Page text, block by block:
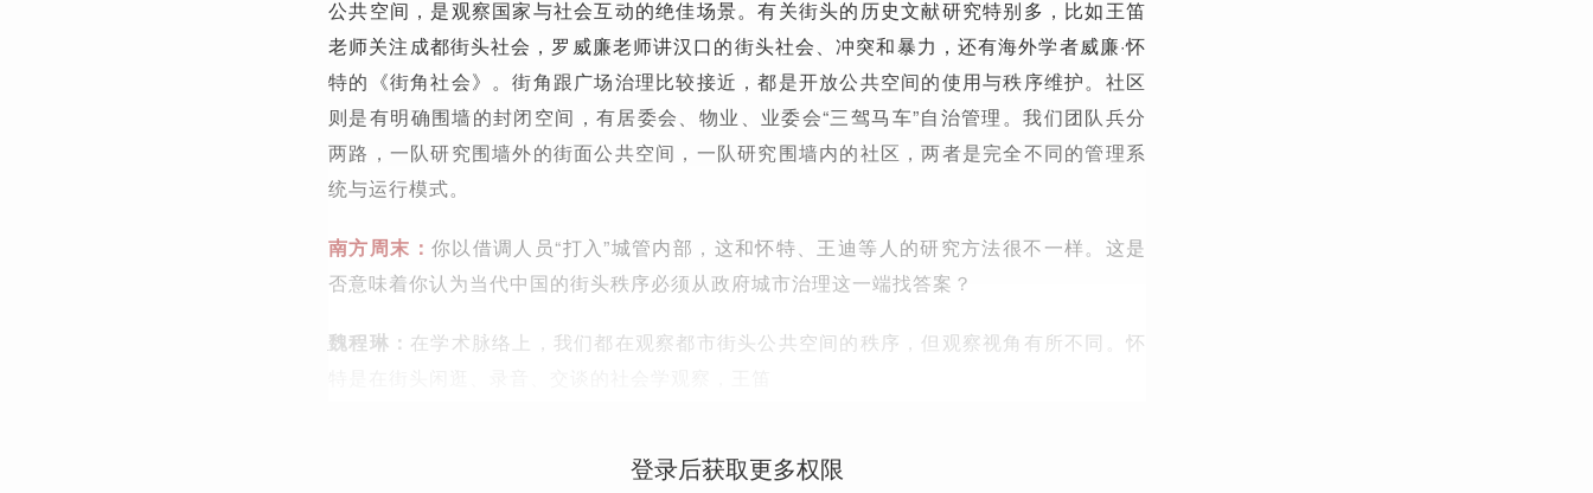
公共空间，是观察国家与社会互动的绝佳场景。有关街头的历史文献研究特别多，比如王笛
老师关注成都街头社会，罗威廉老师讲汉口的街头社会、冲突和暴力，还有海外学者威廉·怀
特的《街角社会》。街角跟广场治理比较接近，都是开放公共空间的使用与秩序维护。社区
则是有明确围墙的封闭空间，有居委会、物业、业委会“三驾马车”自治管理。我们团队兵分
两路，一队研究围墙外的街面公共空间，一队研究围墙内的社区，两者是完全不同的管理系
统与运行模式。
南方周末： 你以借调人员“打入”城管内部，这和怀特、王迪等人的研究方法很不一样。这是
否意味着你认为当代中国的街头秩序必须从政府城市治理这一端找答案？
魏程琳： 在学术脉络上，我们都在观察都市街头公共空间的秩序，但观察视角有所不同。怀
登录后获取更多权限